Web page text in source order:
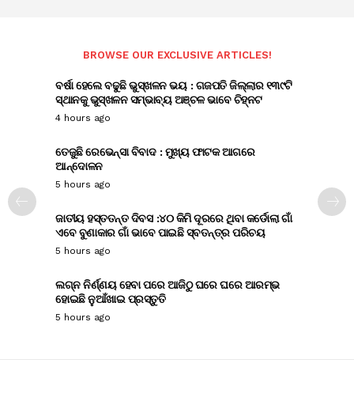
BROWSE OUR EXCLUSIVE ARTICLES!
ବର୍ଷା ହେଲେ ବଢୁଛି ଭୁସ୍ଖଳନ ଭୟ : ଗଜପତି ଜିଲ୍ଲାର ୧୩୯ଟି
ସ୍ଥାନକୁ ଭୁସ୍ଖଳନ ସମ୍ଭାବ୍ୟ ଅଞ୍ଚଳ ଭାବେ ଚିହ୍ନଟ
4 hours ago
ତେଜୁଛି ରେଭେନ୍ସା ବିବାଦ : ମୁଖ୍ୟ ଫାଟକ ଆଗରେ
ଆନ୍ଦୋଳନ
5 hours ago
ଜାତୀୟ ହସ୍ତତନ୍ତ ଦିବସ :୪୦ କିମି ଦୂରରେ ଥିବା କର୍ଡୋଲା ଗାଁ
ଏବେ ବୁଣାକାର ଗାଁ ଭାବେ ପାଇଛି ସ୍ବତନ୍ତ୍ର ପରିଚୟ
5 hours ago
ଲଗ୍ନ ନିର୍ଣ୍ଣୟ ହେବା ପରେ ଆଜିଠୁ ଘରେ ଘରେ ଆରମ୍ଭ
ହୋଇଛି ନୁଆଁଖାଇ ପ୍ରସ୍ତୁତି
5 hours ago